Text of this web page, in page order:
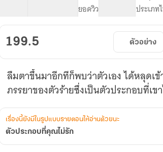
รัก
ยอดวิว ประเภท
199.5 ตัวอย่าง
ลืมตาขึ้นมาอีกทีก็พบว่าตัวเอง ได้หลุดเ
ภรรยาของตัวร้ายซึ่งเป็นตัวประกอบที่เข
เรื่องนี้ยังมีในรูปแบบรายตอนให้อ่านด้วยนะ
ตัวประกอบที่คุณไม่รัก